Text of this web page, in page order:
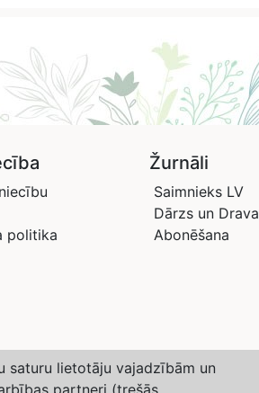
politika
Žurnāli
Saimnieks LV
Dārzs un Drava
Abonēšana
saturu lietotāju vajadzībām un
partneri (trešās